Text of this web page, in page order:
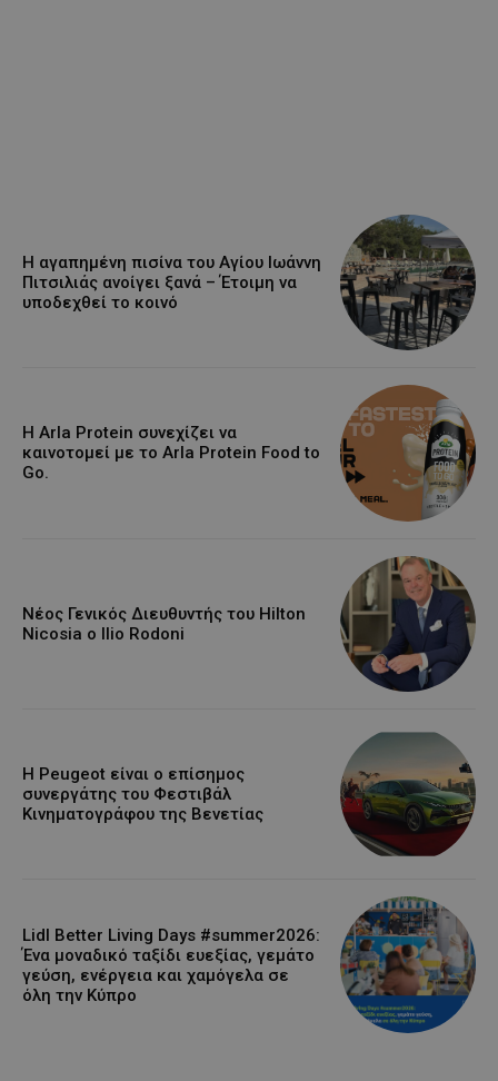
Η αγαπημένη πισίνα του Αγίου Ιωάννη
Πιτσιλιάς ανοίγει ξανά – Έτοιμη να
υποδεχθεί το κοινό
Η Arla Protein συνεχίζει να
καινοτομεί με το Arla Protein Food to
Go.
Νέος Γενικός Διευθυντής του Hilton
Nicosia ο Ilio Rodoni
Η Peugeot είναι ο επίσημος
συνεργάτης του Φεστιβάλ
Κινηματογράφου της Βενετίας
Lidl Better Living Days #summer2026:
Ένα μοναδικό ταξίδι ευεξίας, γεμάτο
γεύση, ενέργεια και χαμόγελα σε
όλη την Κύπρο